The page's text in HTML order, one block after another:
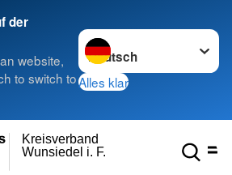
der
website,
to switch to
Sprache wechseln zu
Alles klar
Wunsiedel i. F.
Kreisverband